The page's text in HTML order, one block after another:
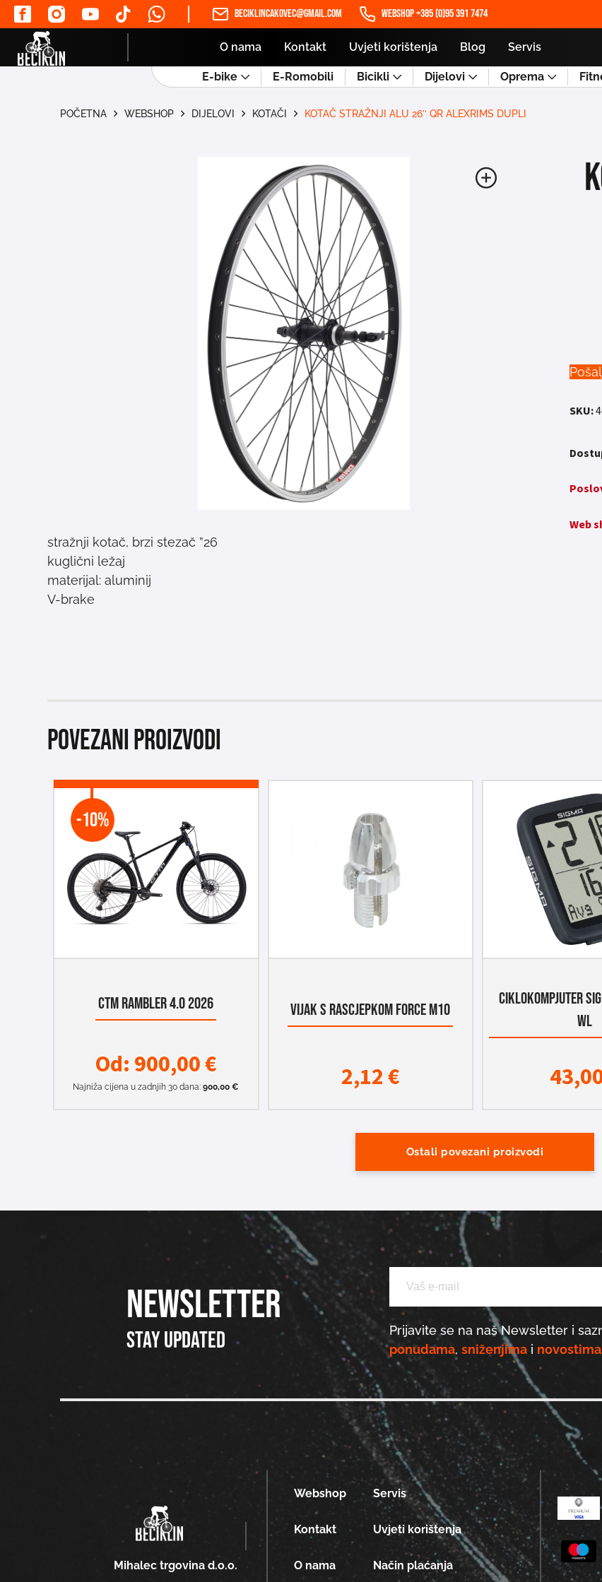
beciklincakovec@gmail.com WEBSHOP +385 (0)95 391 7474
O nama Kontakt Uvjeti korištenja Blog Servis
E-bike E-Romobili Bicikli Dijelovi Oprema
POČETNA WEBSHOP DIJELOVI KOTAČI KOTAČ STRAŽNJI ALU 26″ QR ALEXRIMS DUPLI
26” stražnji kotač, brzi stezač
kuglični ležaj
materijal: aluminij
V-brake
SKU:
Web
Povezani proizvodi
-10%
CTM RAMBLER 4.0 2026
Od:900,00€
Najniža cijena u zadnjih 30 dana:900,00€
VIJAK S RASCJEPKOM FORCE M10
2,12€
CIKLOKOMPJUTER
WL
Ostali povezani proizvodi
NEWSLETTER
Stay updated Prijavite se na naš Newsletter i
ponudama, sniženjimai novostima
Mihalec trgovina d.o.o.
Webshop
Kontakt
O nama
Servis
Uvjeti korištenja
Način plaćanja